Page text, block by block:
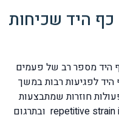
היד שכיחות
היד מספר רב של פעמים
לפגיעות רבות במשך
חוזרות שמתבצעות
בכף היד והן מוגדרות כנזק מסוג repetitive strain injury ובתרגום